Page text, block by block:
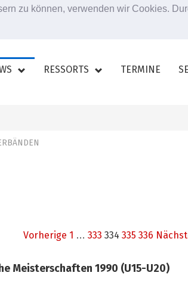
zu können, verwenden wir Cookies.
RESSORTS TERMINE
Vorherige 1 … 333 334 335 336
Meisterschaften 1990 (U15-U20)